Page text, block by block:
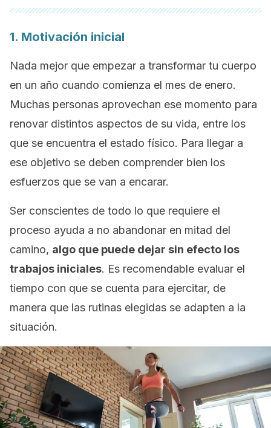
1. Motivación inicial
Nada mejor que empezar a transformar tu cuerpo
en un año cuando comienza el mes de enero.
Muchas personas aprovechan ese momento para
renovar distintos aspectos de su vida, entre los
que se encuentra el estado físico. Para llegar a
ese objetivo se deben comprender bien los
esfuerzos que se van a encarar.
Ser conscientes de todo lo que requiere el
proceso ayuda a no abandonar en mitad del
camino, algo que puede dejar sin efecto los
trabajos iniciales. Es recomendable evaluar el
tiempo con que se cuenta para ejercitar, de
manera que las rutinas elegidas se adapten a la
situación.